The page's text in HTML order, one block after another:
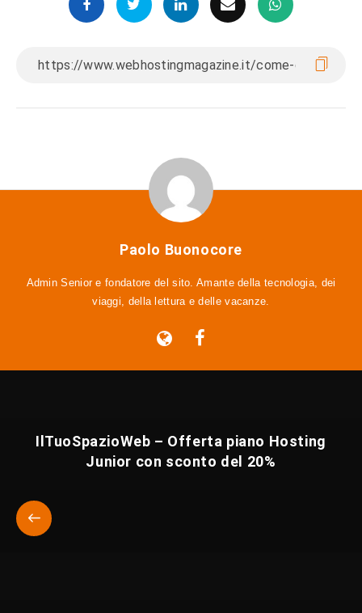
Paolo Buonocore
Admin Senior e fondatore del sito. Amante della tecnologia, dei
viaggi, della lettura e delle vacanze.
IlTuoSpazioWeb – Offerta piano Hosting
Junior con sconto del 20%